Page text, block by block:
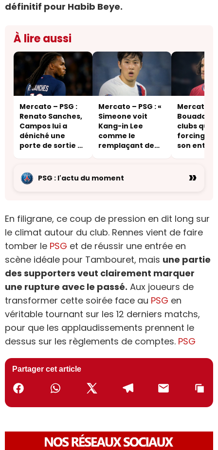
définitif pour Habib Beye.
À lire aussi
Mercato – PSG :
Renato Sanches,
Campos lui a
déniché une
porte de sortie –
Mercato – PSG : «
Simeone voit
Kang-in Lee
comme le
remplaçant de
Mercato –
Bouaddi,
clubs qui
forcing
son
PSG : l'actu du moment »
En filigrane, ce coup de pression en dit long sur
le climat autour du club. Rennes vient de faire
tomber le PSG et de réussir une entrée en
scène idéale pour Tambouret, mais une partie
des supporters veut clairement marquer
une rupture avec le passé. Aux joueurs de
transformer cette soirée face au PSG en
véritable tournant sur les 12 derniers matchs,
pour que les applaudissements prennent le
dessus sur les règlements de comptes. PSG
Partager cet article